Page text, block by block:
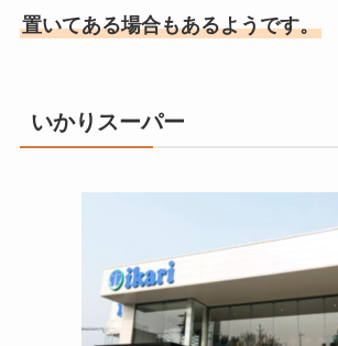
置いてある場合もあるようです。
いかりスーパー